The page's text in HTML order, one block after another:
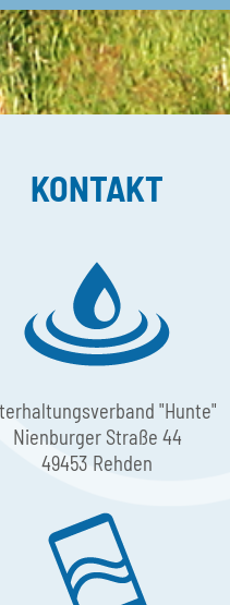
KONTAKT
"Hunte"
Nienburger Straße 44
49453 Rehden